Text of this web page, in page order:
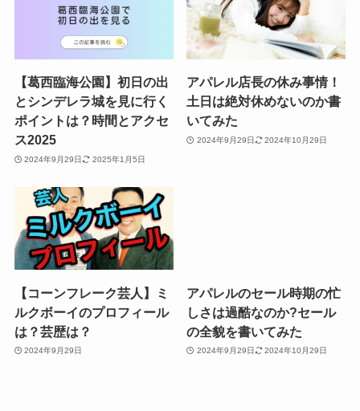
【葛西臨海公園】初日の出
とシンデレラ城を見に行く
ポイントは？時間とアクセ
ス2025
2024年9月29日 2025年1月5日
アパレル店長の休み事情！
土日は絶対休めないのか書
いてみた
2024年9月29日 2024年10月29日
【コーンフレーク芸人】ミ
ルクボーイのプロフィール
は？芸歴は？
2024年9月29日
アパレルのセール時期の忙
しさは過酷なのか?セール
の全貌を書いてみた
2024年9月29日 2024年10月29日